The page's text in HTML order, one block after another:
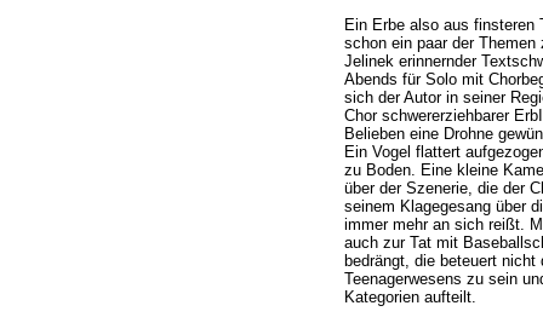
Ein Erbe also aus finsteren
schon ein paar der
Jelinek erinnernder
Abends für Solo mit
sich der Autor in seiner
Chor schwererziehbarer
Belieben eine Drohne
Ein Vogel flattert
zu Boden. Eine kleine
über der Szenerie, die der
seinem Klagegesang über
immer mehr an sich reißt.
auch zur Tat mit
bedrängt, die beteuert
Teenagerwesens zu sein
Kategorien aufteilt.